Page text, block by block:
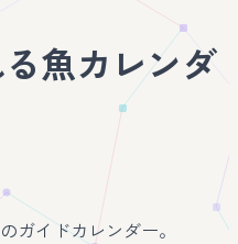
魚カレンダ
ガイドカレンダー。